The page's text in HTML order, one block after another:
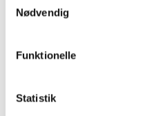
Nødvendig
Funktionelle
Statistik
Artikler